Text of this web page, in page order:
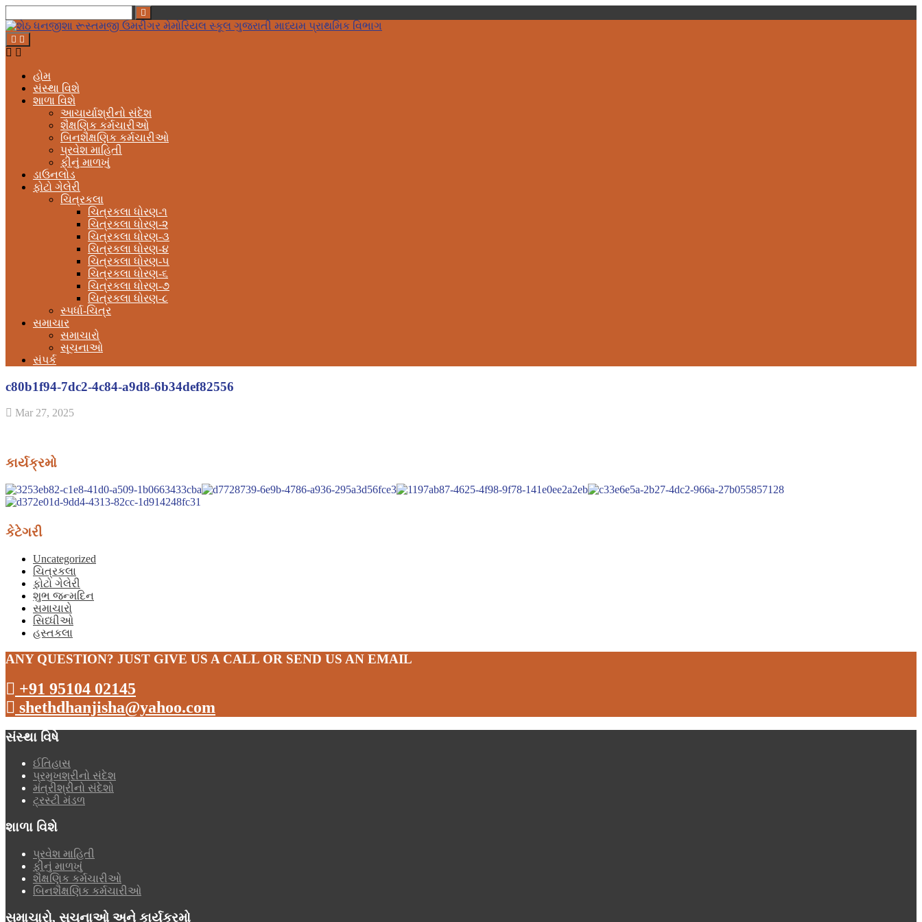
હોમ
સંસ્થા વિશે
શાળા વિશે
આચાર્યાશ્રીનો સંદેશ
શૈક્ષણિક કર્મચારીઓ
બિનશૈક્ષણિક કર્મચારીઓ
પ્રવેશ માહિતી
ફીનું માળખું
ડાઉનલોડ
ફોટો ગેલેરી
ચિત્રકલા
ચિત્રકલા ધોરણ-૧
ચિત્રકલા ધોરણ-૨
ચિત્રકલા ધોરણ-૩
ચિત્રકલા ધોરણ-૪
ચિત્રકલા ધોરણ-૫
ચિત્રકલા ધોરણ-૬
ચિત્રકલા ધોરણ-૭
ચિત્રકલા ધોરણ-૮
સ્પર્ધા-ચિત્ર
સમાચાર
સમાચારો
સૂચનાઓ
સંપર્ક
c80b1f94-7dc2-4c84-a9d8-6b34def82556
Mar 27, 2025
કાર્યક્રમો
કેટેગરી
Uncategorized
ચિત્રકલા
ફોટો ગેલેરી
શુભ જન્મદિન
સમાચારો
સિધ્ધીઓ
હસ્તકલા
ANY QUESTION? JUST GIVE US A CALL OR SEND US AN EMAIL
+91 95104 02145
shethdhanjisha@yahoo.com
સંસ્થા વિષે
ઈતિહાસ
પ્રમુખશ્રીનો સંદેશ
મંત્રીશ્રીનો સંદેશો
ટ્રસ્ટી મંડળ
શાળા વિશે
પ્રવેશ માહિતી
ફીનું માળખું
શૈક્ષણિક કર્મચારીઓ
બિનશૈક્ષણિક કર્મચારીઓ
સમાચારો, સૂચનાઓ અને કાર્યક્રમો